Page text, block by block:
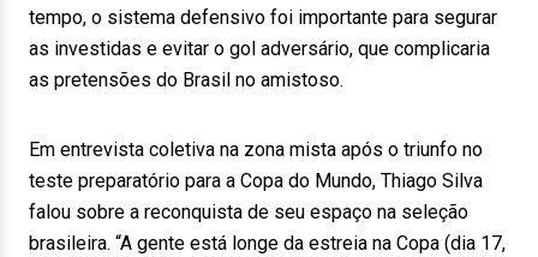
tempo, o sistema defensivo foi importante para segurar
as investidas e evitar o gol adversário, que complicaria
as pretensões do Brasil no amistoso.
Em entrevista coletiva na zona mista após o triunfo no
teste preparatório para a Copa do Mundo, Thiago Silva
falou sobre a reconquista de seu espaço na seleção
brasileira. “A gente está longe da estreia na Copa (dia 17,